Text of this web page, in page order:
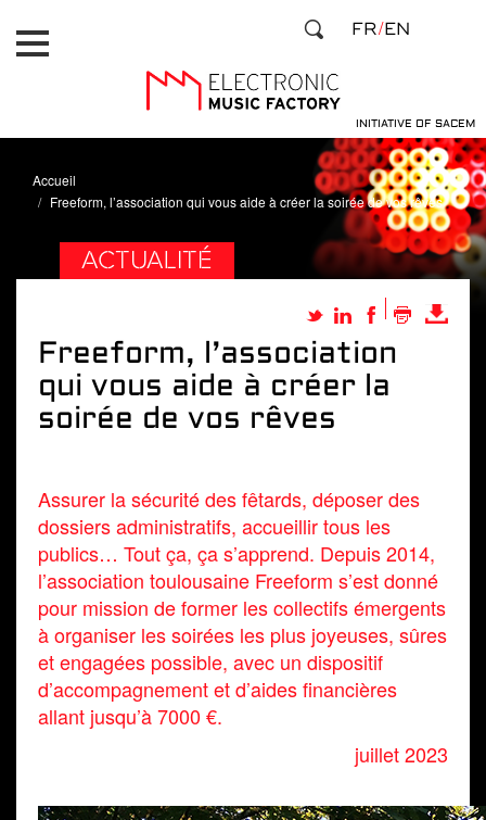
au
contenu
INITIATIVE OF SACEM
FR EN
Accueil
Freeform, l’association qui vous aide à créer la soirée de vos rêves
ACTUALITÉ
Freeform, l’association
qui vous aide à créer la
soirée de vos rêves
Assurer la sécurité des fêtards, déposer des
dossiers administratifs, accueillir tous les
publics… Tout ça, ça s’apprend. Depuis 2014,
l’association toulousaine Freeform s’est donné
pour mission de former les collectifs émergents
à organiser les soirées les plus joyeuses, sûres
et engagées possible, avec un dispositif
d’accompagnement et d’aides financières
allant jusqu’à 7000 €.
juillet 2023